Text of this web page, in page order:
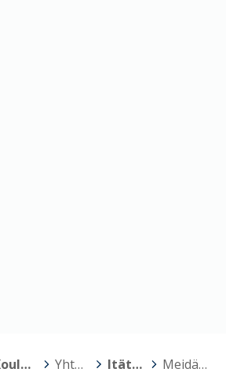
Koulujen kotisivut > Yhtenäiskoulut > Itätuulen koulu > Meidän koulu